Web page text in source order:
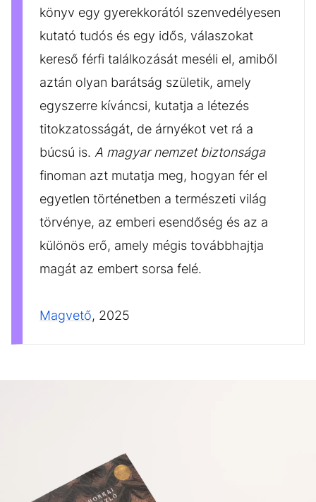
könyv egy gyerekkorától szenvedélyesen
kutató tudós és egy idős, válaszokat
kereső férfi találkozását meséli el, amiből
aztán olyan barátság születik, amely
egyszerre kíváncsi, kutatja a létezés
titokzatosságát, de árnyékot vet rá a
búcsú is. A magyar nemzet biztonsága
finoman azt mutatja meg, hogyan fér el
egyetlen történetben a természeti világ
törvénye, az emberi esendőség és az a
különös erő, amely mégis továbbhajtja
magát az embert sorsa felé.
Magvető, 2025